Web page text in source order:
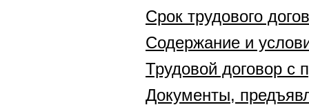
Срок трудового
Содержание и
Трудовой договор с
Документы,